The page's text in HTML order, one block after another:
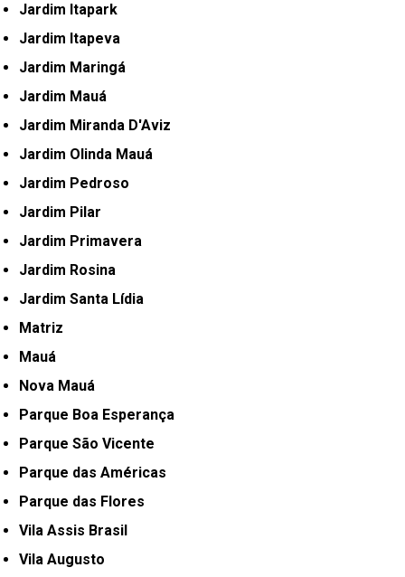
Jardim Itapark
Jardim Itapeva
Jardim Maringá
Jardim Mauá
Jardim Miranda D'Aviz
Jardim Olinda Mauá
Jardim Pedroso
Jardim Pilar
Jardim Primavera
Jardim Rosina
Jardim Santa Lídia
Matriz
Mauá
Nova Mauá
Parque Boa Esperança
Parque São Vicente
Parque das Américas
Parque das Flores
Vila Assis Brasil
Vila Augusto